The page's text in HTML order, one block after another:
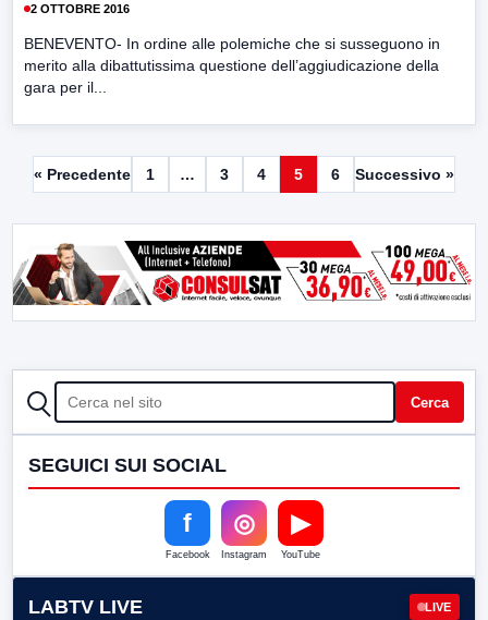
2 OTTOBRE 2016
BENEVENTO- In ordine alle polemiche che si susseguono in
merito alla dibattutissima questione dell’aggiudicazione della
gara per il...
« Precedente 1 … 3 4 5 6 Successivo »
CERCA Cerca
SEGUICI SUI SOCIAL
f
Facebook
◎
Instagram
▶
YouTube
LABTV LIVE LIVE